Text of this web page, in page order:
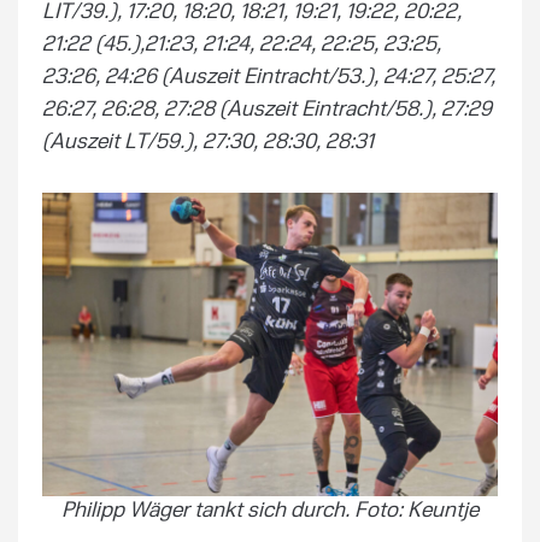
LIT/39.), 17:20, 18:20, 18:21, 19:21, 19:22, 20:22,
21:22 (45.),21:23, 21:24, 22:24, 22:25, 23:25,
23:26, 24:26 (Auszeit Eintracht/53.), 24:27, 25:27,
26:27, 26:28, 27:28 (Auszeit Eintracht/58.), 27:29
(Auszeit LT/59.), 27:30, 28:30, 28:31
Philipp Wäger tankt sich durch. Foto: Keuntje